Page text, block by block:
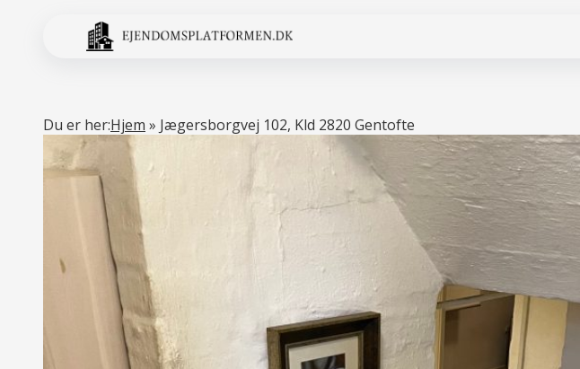
Du er her:Hjem » Jægersborgvej 102, Kld 2820 Gentofte